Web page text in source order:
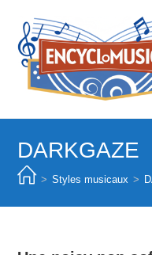
content
DARKGAZE
> Styles musicaux >